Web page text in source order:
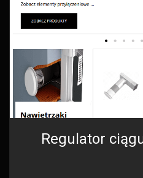
Regulator